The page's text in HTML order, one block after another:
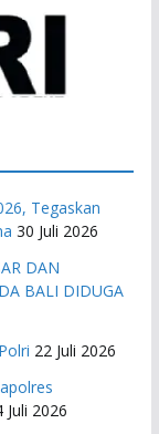
Tegaskan
30 Juli 2026
DAN
BALI DIDUGA
22 Juli 2026
Juli 2026